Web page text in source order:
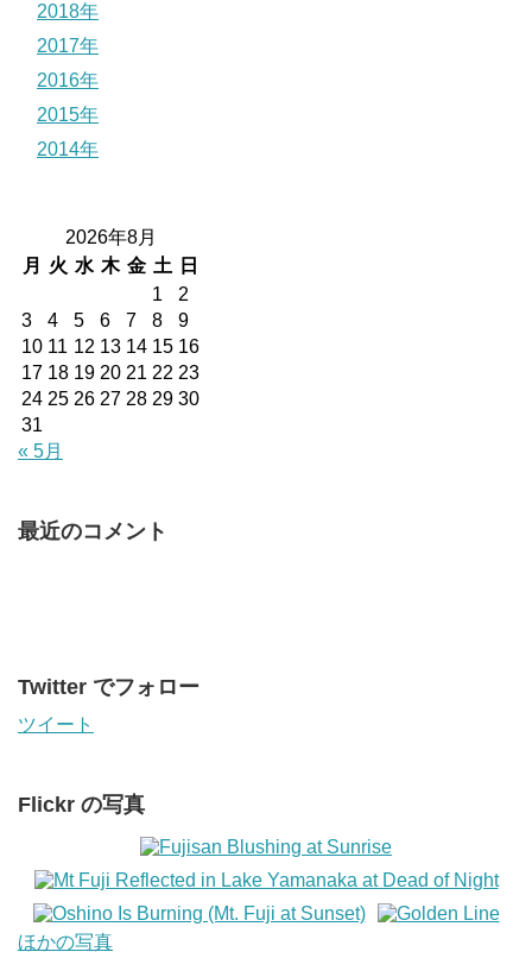
2018年
2017年
2016年
2015年
2014年
2026年8月
月
火 水 木 金 土
日
1
2
3
4 5 6 7 8
9
10 11 12 13 14 15 16
17 18 19 20 21 22 23
24 25 26 27 28 29 30
31
« 5月
最近のコメント
Twitter でフォロー
ツイート
Flickr の写真
ほかの写真